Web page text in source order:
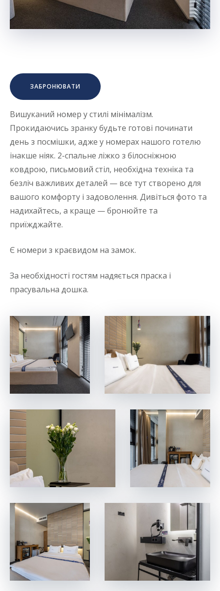
ЗАБРОНЮВАТИ
Вишуканий номер у стилі мінімалізм.
Прокидаючись зранку будьте готові починати
день з посмішки, адже у номерах нашого готелю
інакше ніяк. 2-спальне ліжко з білосніжною
ковдрою, письмовий стіл, необхідна техніка та
безліч важливих деталей — все тут створено для
вашого комфорту і задоволення. Дивіться фото та
надихайтесь, а краще — бронюйте та
приїжджайте.
Є номери з краєвидом на замок.
За необхідності гостям надяється праска і
прасувальна дошка.